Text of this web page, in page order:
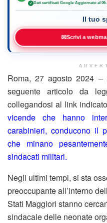
✓ Dati certificati Google·Aggiornato al 06
Il tuo
✉Scrivi a
Roma, 27 agosto 2024 –
seguente articolo da
collegandosi al link
vicende che hanno
carabinieri, conducono il
che minano
sindacati militari.
Negli ultimi tempi, si sta
preoccupante all’interno
Stati Maggiori stanno
sindacale delle neonate